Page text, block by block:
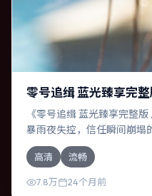
零号追缉 蓝光臻享完整
《零号追缉 蓝光臻享完整
暴雨夜失控，信任瞬间崩塌
互咬合，段奕宏、基里安·
路善于在长镜头中积蓄张力
增强真实质感。
高清 流畅
7.8万 24个月前